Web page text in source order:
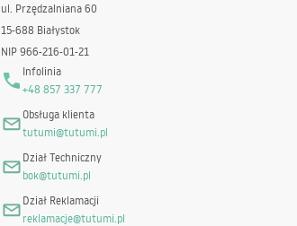
ul. Przędzalniana 60
15-688 Białystok
NIP 966-216-01-21
Infolinia
+48 857 337 777
Obsługa klienta
tutumi@tutumi.pl
Dział Techniczny
bok@tutumi.pl
Dział Reklamacji
reklamacje@tutumi.pl